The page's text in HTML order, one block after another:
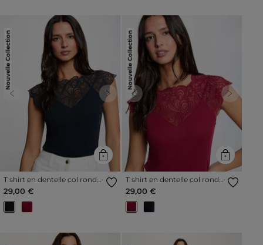
Nouvelle Collection
Previous Next
T shirt en dentelle col rond
bleu marine femme
29,00 €
Nouvelle Collection
Previous Next
T shirt en dentelle col rond
bordeaux femme
29,00 €